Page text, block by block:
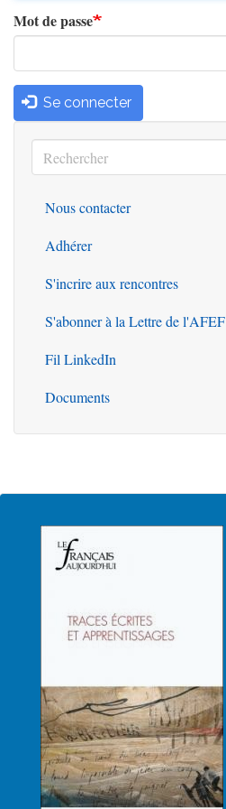
Mot de passe
Se connecter
Rechercher
Rechercher
Outils
Nous contacter
Adhérer
S'incrire aux rencontres
S'abonner à la Lettre de l'AFEF
Fil LinkedIn
Documents